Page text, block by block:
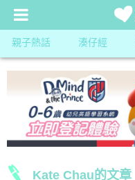
親子熱話 湊仔經
Kate Chau的文章